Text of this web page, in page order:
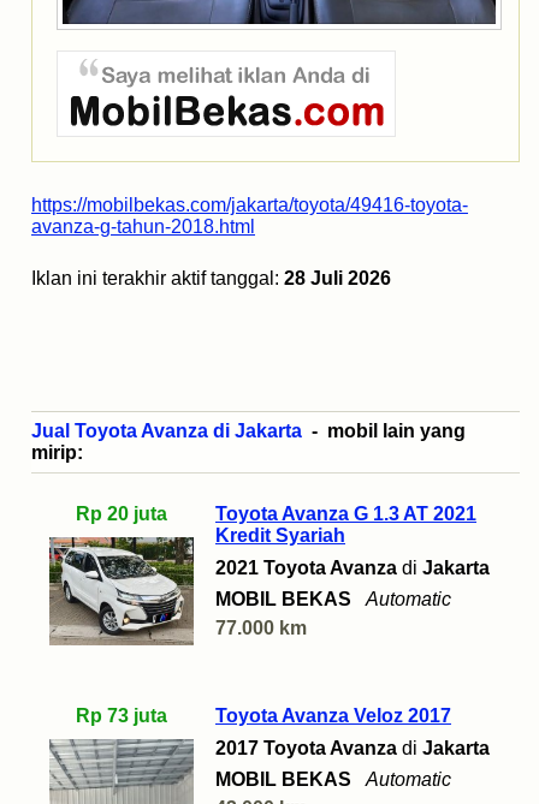
https://mobilbekas.com/jakarta/toyota/49416-toyota-
avanza-g-tahun-2018.html
Iklan ini terakhir aktif tanggal: 28 Juli 2026
Jual Toyota Avanza di Jakarta - mobil lain yang
mirip:
Rp 20 juta
Toyota Avanza G 1.3 AT 2021
Kredit Syariah
2021 Toyota Avanza di Jakarta
MOBIL BEKAS
Automatic
77.000 km
Rp 73 juta
Toyota Avanza Veloz 2017
2017 Toyota Avanza di Jakarta
MOBIL BEKAS
Automatic